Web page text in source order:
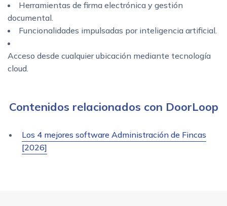
Herramientas de firma electrónica y gestión
documental.
Funcionalidades impulsadas por inteligencia artificial.
Acceso desde cualquier ubicación mediante tecnología
cloud.
Contenidos relacionados con DoorLoop
Los 4 mejores software Administración de Fincas
[2026]